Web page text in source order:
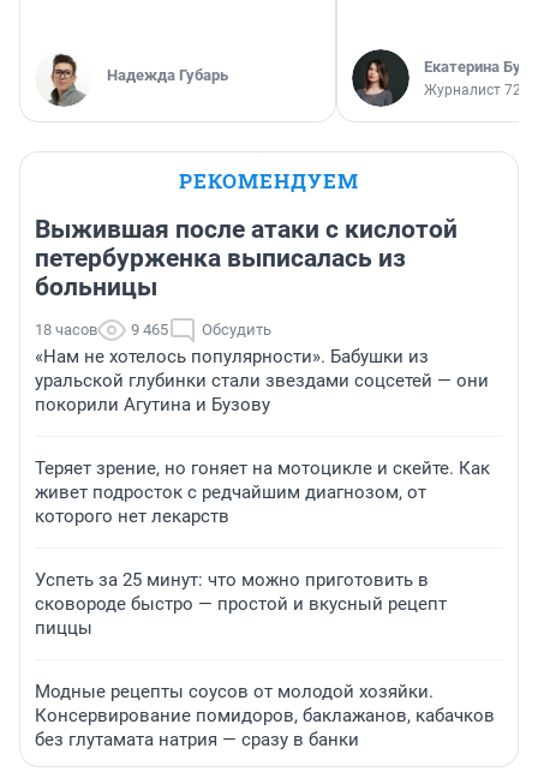
Надежда Губарь Екатерина
Журналист
РЕКОМЕНДУЕМ
Выжившая после атаки с кислотой
петербурженка выписалась из
больницы
18 часов 9 465 Обсудить
«Нам не хотелось популярности». Бабушки из
уральской глубинки стали звездами соцсетей — они
покорили Агутина и Бузову
Теряет зрение, но гоняет на мотоцикле и скейте. Как
живет подросток с редчайшим диагнозом, от
которого нет лекарств
Успеть за 25 минут: что можно приготовить в
сковороде быстро — простой и вкусный рецепт
пиццы
Модные рецепты соусов от молодой хозяйки.
Консервирование помидоров, баклажанов, кабачков
без глутамата натрия — сразу в банки